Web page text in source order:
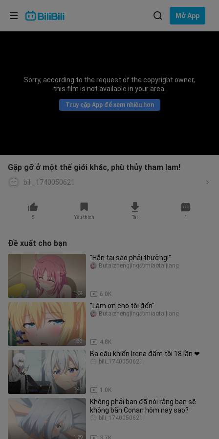
Mở App
Sorry, according to the request of the copyright owner,
this film is not available in your area.
Truy cập App để xem nhiều hơn
Gặp gỡ ở một thế giới khác, phù thủy tham lam!
bili_1740050621
5 Yêu thích Tải 1
Đề xuất cho bạn
1:04
"Hắn tại sao phải thưởng!"
6.0K
Butaizhengjingのmiaotaijiang
1:33
"Làm ơn cho tôi đến"
4.8K
Butaizhengjingのmiaotaijiang
1:41
Ba câu khiến Irena đấm tôi 18 lần ❤
1.0K
bili_1740050621
1:29
Không phải bạn đã nói rằng bạn sẽ
không bắn Conan hôm nay sao?
bili_1740050621
Lựa chọn ngôn ngữ
Bahasa Indonesia